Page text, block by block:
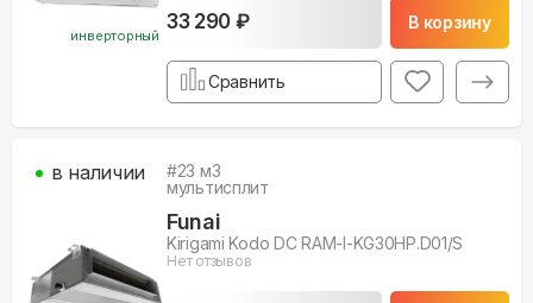
инверторный
33 290 ₽ В корзину
Сравнить
#23 м3
мультисплит
Funai
Kirigami Kodo DC RAM-I-KG30HP.D01/S
Нет отзывов
в наличии